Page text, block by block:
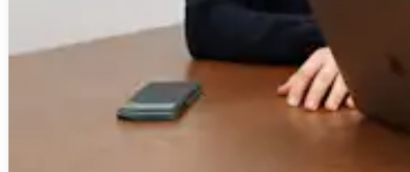
4. Primes d'intéressement
Les collaborateurs éligibles peuvent percevoir un pourcentage des
primes peuvent être versées sous forme de liquidités, d'actions ou
à la prospérité de l'entreprise.
Exemple : les bénéfices annuels d'une entreprise s'élèvent à 100 000 $,
perçoivent un montant relatif à leur salaire. Si le salaire du collaborateur